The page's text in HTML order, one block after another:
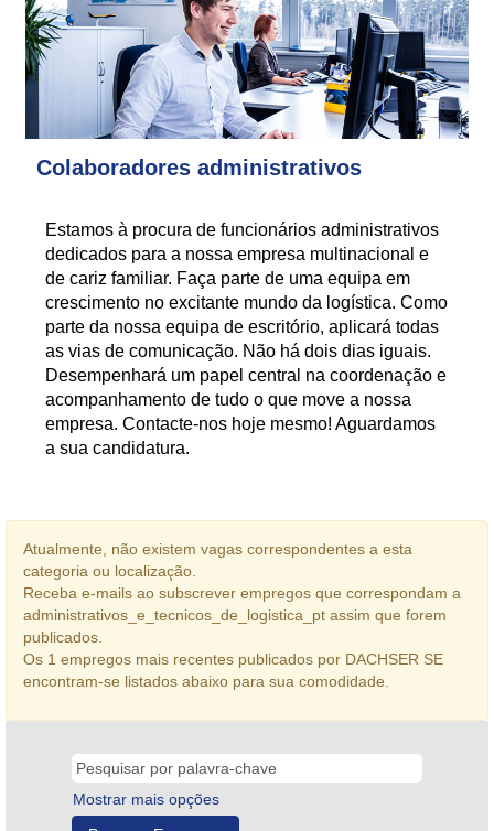
Colaboradores administrativos
Estamos à procura de funcionários administrativos
dedicados para a nossa empresa multinacional e
de cariz familiar. Faça parte de uma equipa em
crescimento no excitante mundo da logística. Como
parte da nossa equipa de escritório, aplicará todas
as vias de comunicação. Não há dois dias iguais.
Desempenhará um papel central na coordenação e
acompanhamento de tudo o que move a nossa
empresa. Contacte-nos hoje mesmo! Aguardamos
a sua candidatura.
Atualmente, não existem vagas correspondentes a esta
categoria ou localização.
Receba e-mails ao subscrever empregos que correspondam a
administrativos_e_tecnicos_de_logistica_pt assim que forem
publicados.
Os 1 empregos mais recentes publicados por DACHSER SE
encontram-se listados abaixo para sua comodidade.
Mostrar mais opções